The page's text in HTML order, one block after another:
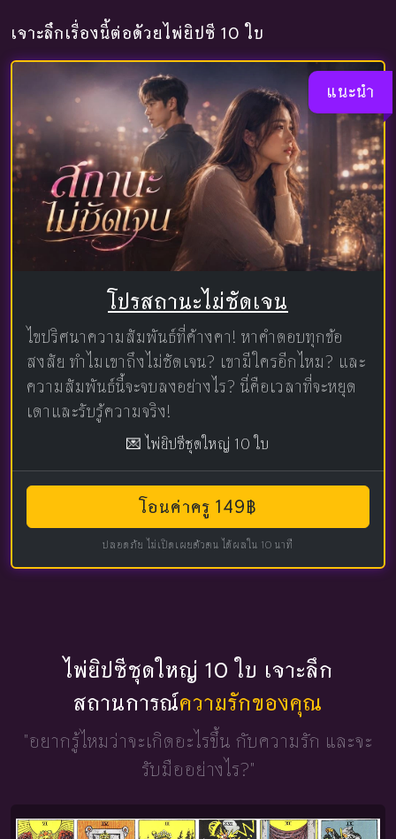
เจาะลึกเรื่องนี้ต่อด้วยไพ่ยิปซี 10 ใบ
แนะนำ
โปรสถานะไม่ชัดเจน
ไขปริศนาความสัมพันธ์ที่ค้างคา! หาคำตอบทุกข้อ
สงสัย ทำไมเขาถึงไม่ชัดเจน? เขามีใครอีกไหม? และ
ความสัมพันธ์นี้จะจบลงอย่างไร? นี่คือเวลาที่จะหยุด
เดาและรับรู้ความจริง!
💌 ไพ่ยิปซีชุดใหญ่ 10 ใบ
โอนค่าครู 149฿
ปลอดภัย ไม่เปิดเผยตัวตน ได้ผลใน 10 นาที
ไพ่ยิปซีชุดใหญ่ 10 ใบ เจาะลึก
สถานการณ์ความรักของคุณ
"อยากรู้ไหมว่าจะเกิดอะไรขึ้น กับความรัก และจะ
รับมืออย่างไร?"